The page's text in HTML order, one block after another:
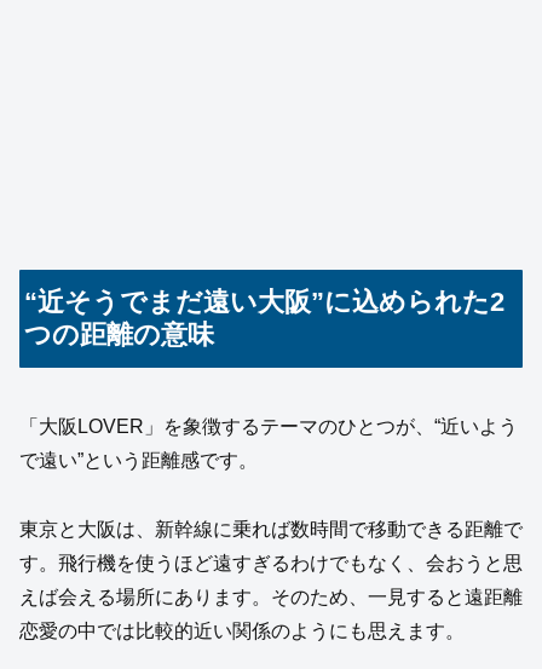
“近そうでまだ遠い大阪”に込められた2
つの距離の意味
「大阪LOVER」を象徴するテーマのひとつが、“近いよう
で遠い”という距離感です。
東京と大阪は、新幹線に乗れば数時間で移動できる距離で
す。飛行機を使うほど遠すぎるわけでもなく、会おうと思
えば会える場所にあります。そのため、一見すると遠距離
恋愛の中では比較的近い関係のようにも思えます。